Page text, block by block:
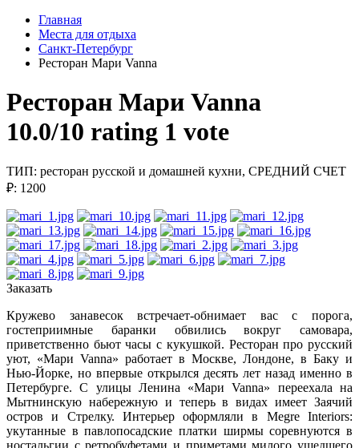
Главная
Места для отдыха
Санкт-Петербург
Ресторан Мари Vanna
Ресторан Мари Vanna
10.0/10 rating 1 vote
ТИП: ресторан русской и домашней кухни, СРЕДНИЙ СЧЕТ
₽: 1200
Заказать
Кружево занавесок встречает-обнимает вас с порога,
гостеприимные баранки обвились вокруг самовара,
приветственно бьют часы с кукушкой. Ресторан про русский
уют, «Мари Vanna» работает в Москве, Лондоне, в Баку и
Нью-Йорке, но впервые открылся десять лет назад именно в
Петербурге. С улицы Ленина «Мари Vanna» переехала на
Мытнинскую набережную и теперь в видах имеет Заячий
остров и Стрелку. Интерьер оформляли в Megre Interiors:
укутанные в павлопосадские платки ширмы соревнуются в
ностальгии с ретробуфетами и приметами милого ушедшего